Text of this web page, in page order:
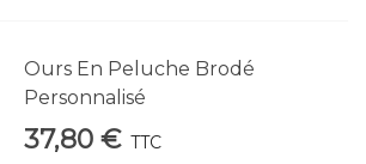
Ours En Peluche Brodé
Personnalisé
37,80 € TTC